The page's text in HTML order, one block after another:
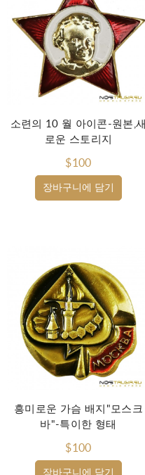
장바구니에 담기
소련의 10 월 아이콘-원본,새
로운 스토리지
$100
장바구니에 담기
흥미로운 가슴 배지"모스크
바"-특이한 형태
$100